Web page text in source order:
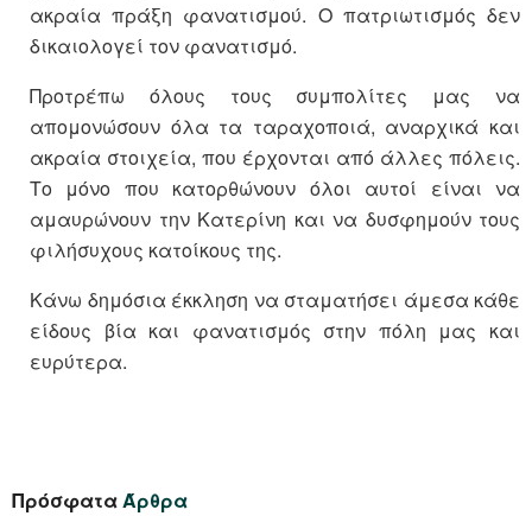
ακραία πράξη φανατισμού. Ο πατριωτισμός δεν
δικαιολογεί τον φανατισμό.
Προτρέπω όλους τους συμπολίτες μας να
απομονώσουν όλα τα ταραχοποιά, αναρχικά και
ακραία στοιχεία, που έρχονται από άλλες πόλεις.
Το μόνο που κατορθώνουν όλοι αυτοί είναι να
αμαυρώνουν την Κατερίνη και να δυσφημούν τους
φιλήσυχους κατοίκους της.
Κάνω δημόσια έκκληση να σταματήσει άμεσα κάθε
είδους βία και φανατισμός στην πόλη μας και
ευρύτερα.
ΠρόσφαταΆρθρα